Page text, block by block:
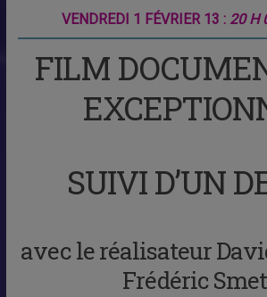
VENDREDI 1 FÉVRIER 13 : 20 H
FILM
SUIVI D’UN
avec le réalisateur
Frédéric